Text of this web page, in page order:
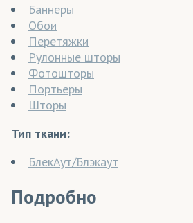
Баннеры
Обои
Перетяжки
Рулонные шторы
Фотошторы
Портьеры
Шторы
Тип ткани:
БлекАут/Блэкаут
Подробно